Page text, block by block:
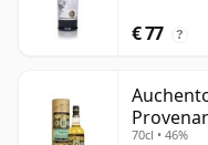
€ 77 ?
70cl • 46%